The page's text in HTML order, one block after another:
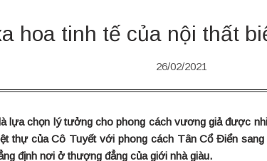
hoa tinh tế của nội thất
26/02/2021
lựa chọn lý tưởng cho phong cách vương giả được
thự của Cô Tuyết với phong cách Tân Cổ Điển
định nơi ở thượng đẳng của giới nhà giàu.